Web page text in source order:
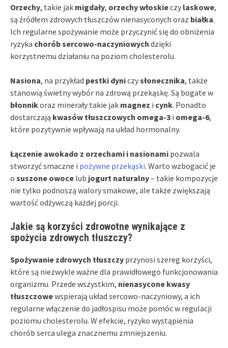
Orzechy, takie jak migdały, orzechy włoskieczy laskowe,
są źródłem zdrowych tłuszczów nienasyconych oraz białka.
Ich regularne spożywanie może przyczynić się do obniżenia
ryzyka chorób sercowo-naczyniowych dzięki
korzystnemu działaniu na poziom cholesterolu.
Nasiona, na przykład pestki dyniczysłonecznika, także
stanowią świetny wybór na zdrową przekąskę. Są bogate w
błonnikoraz minerały takie jak magnez i cynk. Ponadto
dostarczają kwasów tłuszczowych omega-3 i omega-6,
które pozytywnie wpływają na układ hormonalny.
Łączenie awokado z orzechami i nasionami pozwala
stworzyć smaczne i pożywne przekąski. Warto wzbogacić je
o suszone owoce lub jogurt naturalny– takie kompozycje
nie tylko podnoszą walory smakowe, ale także zwiększają
wartość odżywczą każdej porcji.
Jakie są korzyści zdrowotne wynikające z
spożycia zdrowych tłuszczy?
Spożywanie zdrowych tłuszczy przynosi szereg korzyści,
które są niezwykle ważne dla prawidłowego funkcjonowania
organizmu. Przede wszystkim, nienasycone kwasy
tłuszczowewspierają układ sercowo-naczyniowy, a ich
regularne włączenie do jadłospisu może pomóc w regulacji
poziomu cholesterolu. W efekcie, ryzyko wystąpienia
chorób serca ulega znacznemu zmniejszeniu.